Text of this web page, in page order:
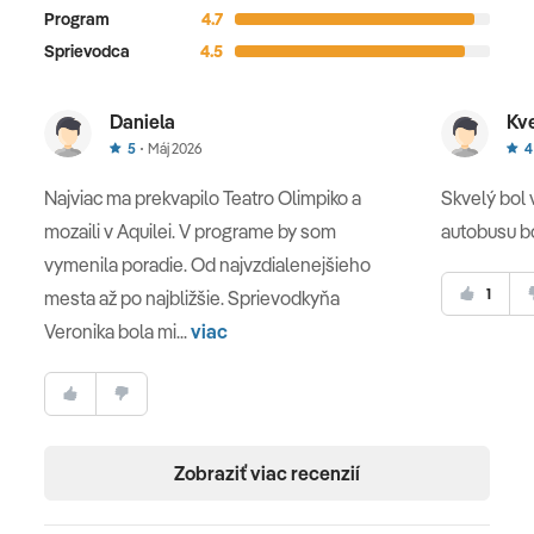
Basilica Palladiana
Vicenza
5. deň
VERONA - SIRMIONE
mesta Rómea a Júlie, ktoré okrem Shakespeara
inšpirovalo ďalších umelcov ako Dante či Goethe. Pri
najznámejšom dome mesta -Casa di Giulietta
Program
4.7
Sprievodca
4.5
Daniela
5 Máj 2026
Najviac ma prekvapilo Teatro Olimpiko a
mozaili v Aquilei. V programe by som
vymenila poradie. Od najvzdialenejšieho
mesta až po najbližšie. Sprievodkyňa
Veronika bola mi...viac
4
Skvelý bol
autobusu
1
Zobraziť viac recenzií